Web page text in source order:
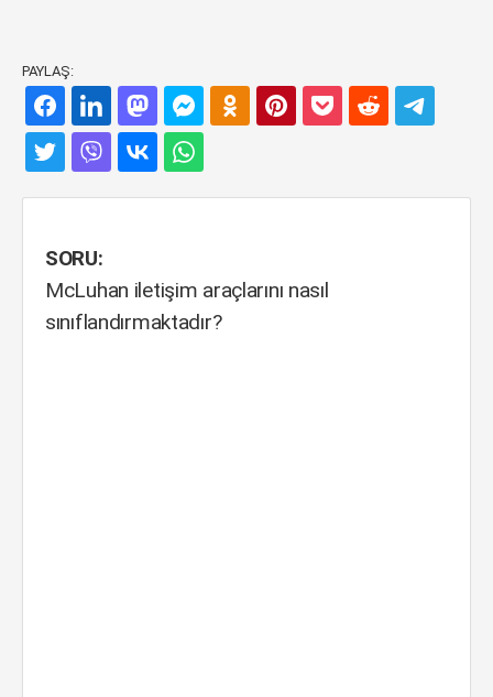
PAYLAŞ:
SORU:
McLuhan iletişim araçlarını nasıl
sınıflandırmaktadır?